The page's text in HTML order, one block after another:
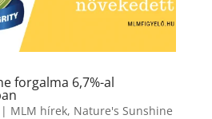
forgalma 6,7%-al
MLM hírek, Nature's Sunshine